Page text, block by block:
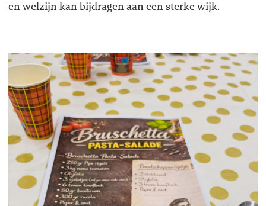
en welzijn kan bijdragen aan een sterke wijk.